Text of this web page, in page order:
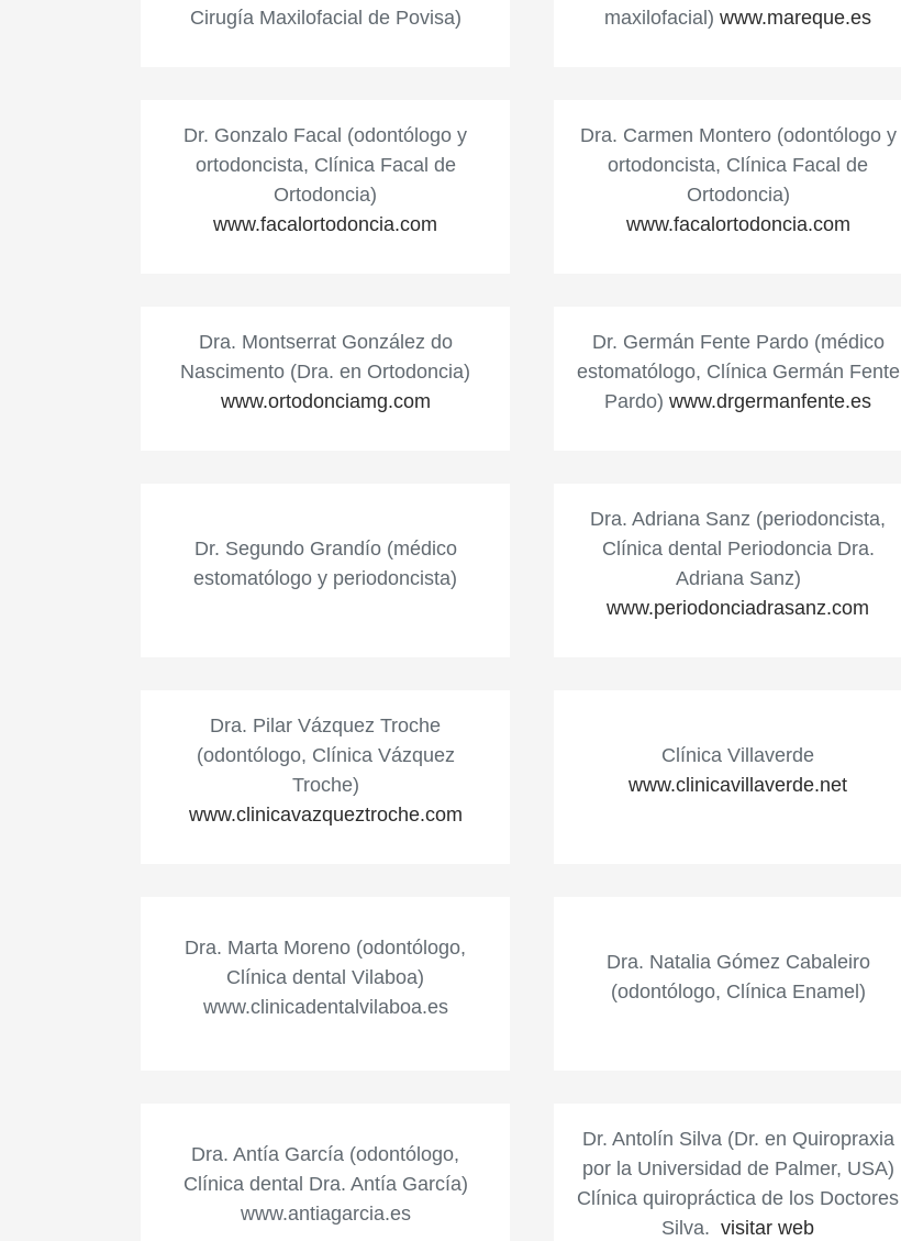
Cirugía Maxilofacial de Povisa)
maxilofacial)www.mareque.es
Dr. Gonzalo Facal (odontólogo y
ortodoncista, Clínica Facal de
Ortodoncia)
www.facalortodoncia.com
Dra. Carmen Montero (odontólogo y
ortodoncista, Clínica Facal de
Ortodoncia)
www.facalortodoncia.com
Dra. Montserrat González do
Nascimento (Dra. en Ortodoncia)
www.ortodonciamg.com
Dr. Germán Fente Pardo (médico
estomatólogo, Clínica Germán Fente
Pardo)www.drgermanfente.es
Dr. Segundo Grandío (médico
estomatólogo y periodoncista)
Dra. Adriana Sanz (periodoncista,
Clínica dental Periodoncia Dra.
Adriana Sanz)
www.periodonciadrasanz.com
Dra. Pilar Vázquez Troche
(odontólogo, Clínica Vázquez
Troche)
www.clinicavazqueztroche.com
Clínica Villaverde
www.clinicavillaverde.net
Dra. Marta Moreno (odontólogo,
Clínica dental Vilaboa)
www.clinicadentalvilaboa.es
Dra. Natalia Gómez Cabaleiro
(odontólogo, Clínica Enamel)
Dra. Antía García (odontólogo,
Clínica dental Dra. Antía García)
www.antiagarcia.es
Dr. Antolín Silva (Dr. en Quiropraxia
por la Universidad de Palmer, USA)
Clínica quiropráctica de los Doctores
Silva.visitar web